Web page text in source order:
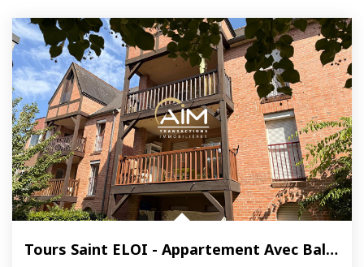
Tours Saint ELOI - Appartement Avec Balcon Et Garage